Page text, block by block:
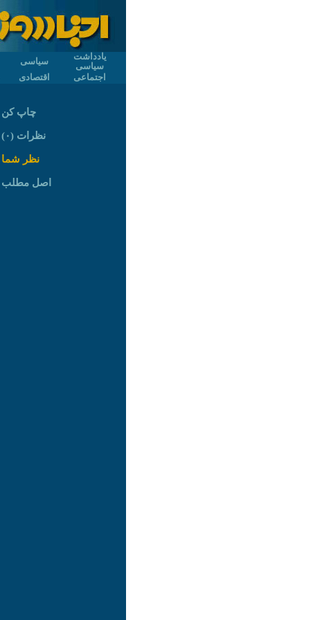
یادداشت
سیاسی
سیاسی
اجتماعی
اقتصادی
چاپ کن
نظرات (۰)
نظر شما
اصل مطلب